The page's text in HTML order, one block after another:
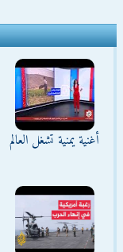
أغنية يمنية تشغل العالم